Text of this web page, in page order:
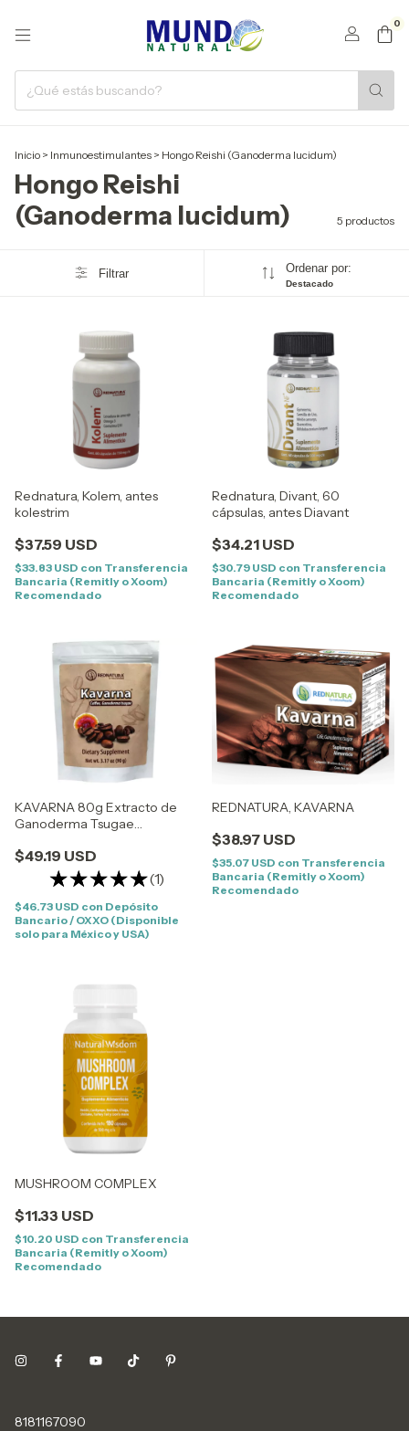
0
Inicio > Inmunoestimulantes > Hongo Reishi (Ganoderma lucidum)
Hongo Reishi
(Ganoderma lucidum)
5 productos
Filtrar Ordenar por:
Destacado
Rednatura, Kolem, antes
kolestrim
$37.59 USD
$33.83 USD con Transferencia
Bancaria (Remitly o Xoom)
Recomendado
Rednatura, Divant, 60
cápsulas, antes Diavant
$34.21 USD
$30.79 USD con Transferencia
Bancaria (Remitly o Xoom)
Recomendado
KAVARNA 80g Extracto de
Ganoderma Tsugae
$49.19 USD
(1)
$46.73 USD con Depósito
Bancario / OXXO (Disponible
solo para México y USA)
REDNATURA, KAVARNA
$38.97 USD
$35.07 USD con Transferencia
Bancaria (Remitly o Xoom)
Recomendado
MUSHROOM COMPLEX
$11.33 USD
$10.20 USD con Transferencia
Bancaria (Remitly o Xoom)
Recomendado
8181167090